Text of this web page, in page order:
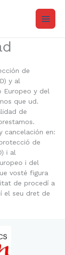
de
y al
Europeo y del
que ud.
de
cancelación en:
de
i al
i del
vosté figura
de procedí a
el seu dret de